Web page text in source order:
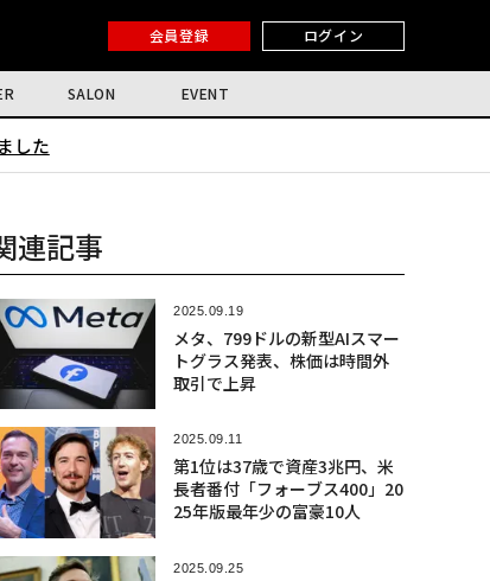
会員登録 ログイン
SALON EVENT
した
連記事
2025.09.19
メタ、799ドルの新型AIスマー
トグラス発表、株価は時間外
取引で上昇
2025.09.11
第1位は37歳で資産3兆円、米
長者番付「フォーブス400」20
25年版最年少の富豪10人
2025.09.25